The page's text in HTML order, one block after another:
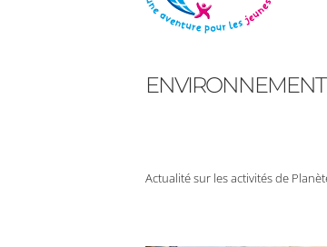
ENVIRONNEMENT
Actualité sur les activités de